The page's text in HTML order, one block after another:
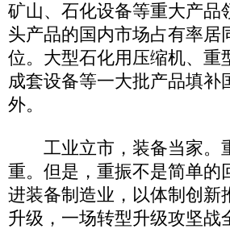
矿山、石化设备等重大产品
头产品的国内市场占有率居
位。大型石化用压缩机、重
成套设备等一大批产品填
外。
工业立市，装备当家。
重。但是，重振不是简单的
进装备制造业，以体制创新
升级，一场转型升级攻坚战